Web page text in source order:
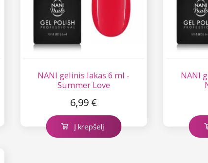
NANI gelinis lakas 6 ml -
Summer Love
6,99 €
Į krepšelį
NANI